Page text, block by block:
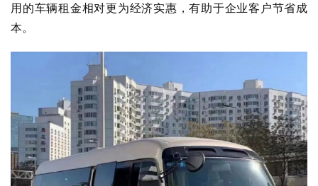
用的车辆租金相对更为经济实惠，有助于企业客户节省成
本。